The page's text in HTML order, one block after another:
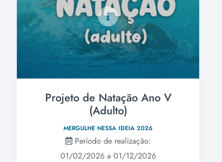
Projeto de Natação Ano V
(Adulto)
MERGULHE NESSA IDEIA 2026
Período de realização:
01/02/2026 a 01/12/2026